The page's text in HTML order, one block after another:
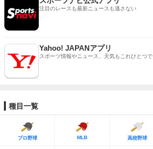
注目のレースも最新ニュースも逃さない
Yahoo! JAPANアプリ
スポーツ情報やニュース、天気もこれひとつで
種目一覧
プロ野球 MLB 高校野球